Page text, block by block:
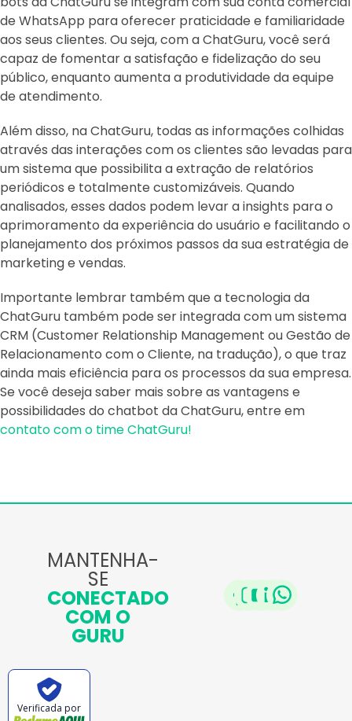
de WhatsApp para oferecer praticidade e familiaridade
aos seus clientes. Ou seja, com a ChatGuru, você será
capaz de fomentar a satisfação e fidelização do seu
público, enquanto aumenta a produtividade da equipe
de atendimento.
Além disso, na ChatGuru, todas as informações colhidas
através das interações com os clientes são levadas para
um sistema que possibilita a extração de relatórios
periódicos e totalmente customizáveis. Quando
analisados, esses dados podem levar a insights para o
aprimoramento da experiência do usuário e facilitando o
planejamento dos próximos passos da sua estratégia de
marketing e vendas.
Importante lembrar também que a tecnologia da
ChatGuru também pode ser integrada com um sistema
CRM (Customer Relationship Management ou Gestão de
Relacionamento com o Cliente, na tradução), o que traz
ainda mais eficiência para os processos da sua empresa.
Se você deseja saber mais sobre as vantagens e
possibilidades do chatbot da ChatGuru, entre em
contato com o time ChatGuru!
MANTENHA-
SE
CONECTADO
COM O
GURU
Verificada por